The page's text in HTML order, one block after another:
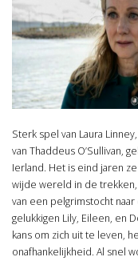
Sterk spel van Laura
van Thaddeus O’Sullivan,
Ierland. Het is eind jaren
wijde wereld in de
van een pelgrimstocht
gelukkigen Lily, Eileen, en
kans om zich uit te leven,
onafhankelijkheid. Al snel